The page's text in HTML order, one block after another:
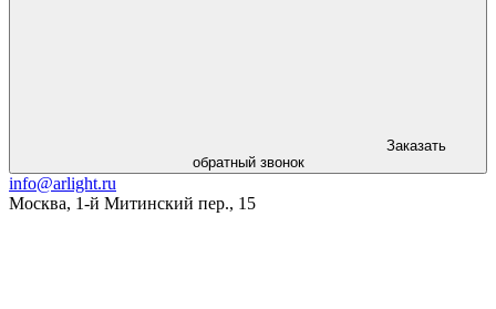
Заказать
обратный звонок
info@arlight.ru
Москва, 1-й Митинский пер., 15